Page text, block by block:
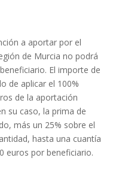
a aportar por el
de Murcia no podrá
El importe de
de aplicar el 100%
de la aportación
su caso, la prima de
más un 25% sobre el
hasta una cuantía
euros por beneficiario.